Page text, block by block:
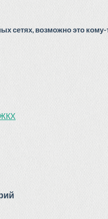
сетях, возможно это